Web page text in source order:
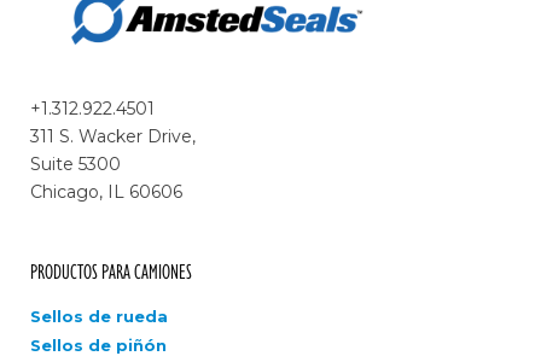
+1.312.922.4501
311 S. Wacker Drive,
Suite 5300
Chicago, IL 60606
PRODUCTOS PARA CAMIONES
Sellos de rueda
Sellos de piñón